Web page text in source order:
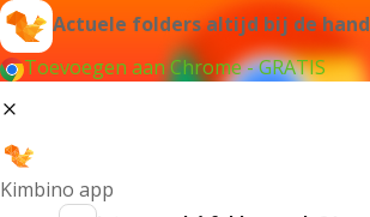
Actuele folders altijd bij de hand
Toevoegen aan Chrome - GRATIS
Kimbino app